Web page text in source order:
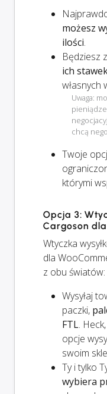
możesz
ilości.
Będziesz
ich
własnych
Uwaga:
pieniądze
chcą
Twoje
którymi
Opcja 3:
Cargoson
Wtyczka
dla
z obu światów:
Wysyłaj
paczki,
FTL.
opcje
swoim
Ty itylko
wybiera